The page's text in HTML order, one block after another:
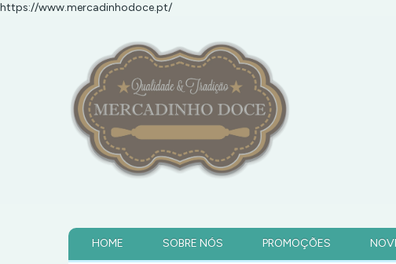
https://www.mercadinhodoce.pt/
HOME SOBRE NÓS PROMOÇÕES